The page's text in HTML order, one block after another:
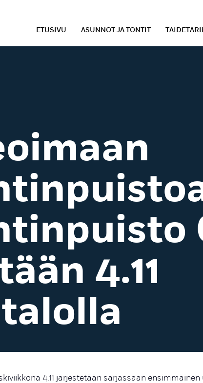
ETUSIVU ASUNNOT JA TONTIT
4.11
4.11 järjestetään sarjassaan ensimmäinen